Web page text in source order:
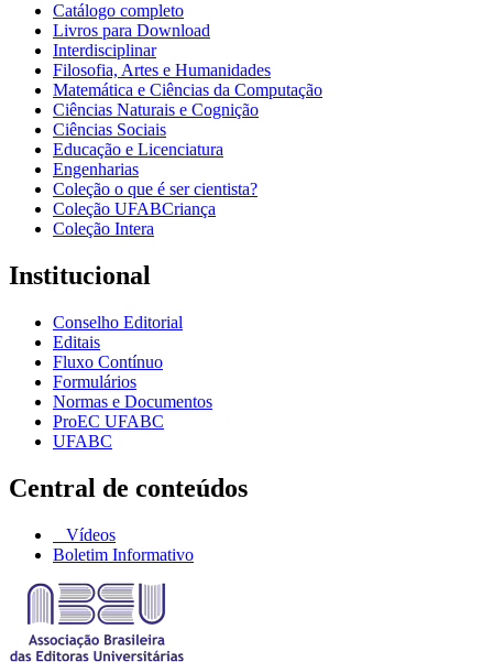
Catálogo completo
Livros para Download
Interdisciplinar
Filosofia, Artes e Humanidades
Matemática e Ciências da Computação
Ciências Naturais e Cognição
Ciências Sociais
Educação e Licenciatura
Engenharias
Coleção o que é ser cientista?
Coleção UFABCriança
Coleção Intera
Institucional
Conselho Editorial
Editais
Fluxo Contínuo
Formulários
Normas e Documentos
ProEC UFABC
UFABC
Central de conteúdos
Vídeos
Boletim Informativo